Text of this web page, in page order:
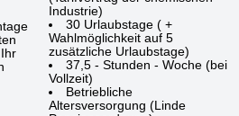
Industrie)
30 Urlaubstage ( +
Wahlmöglichkeit auf 5
zusätzliche Urlaubstage)
37,5 - Stunden - Woche (bei
Vollzeit)
Betriebliche
Altersversorgung (Linde